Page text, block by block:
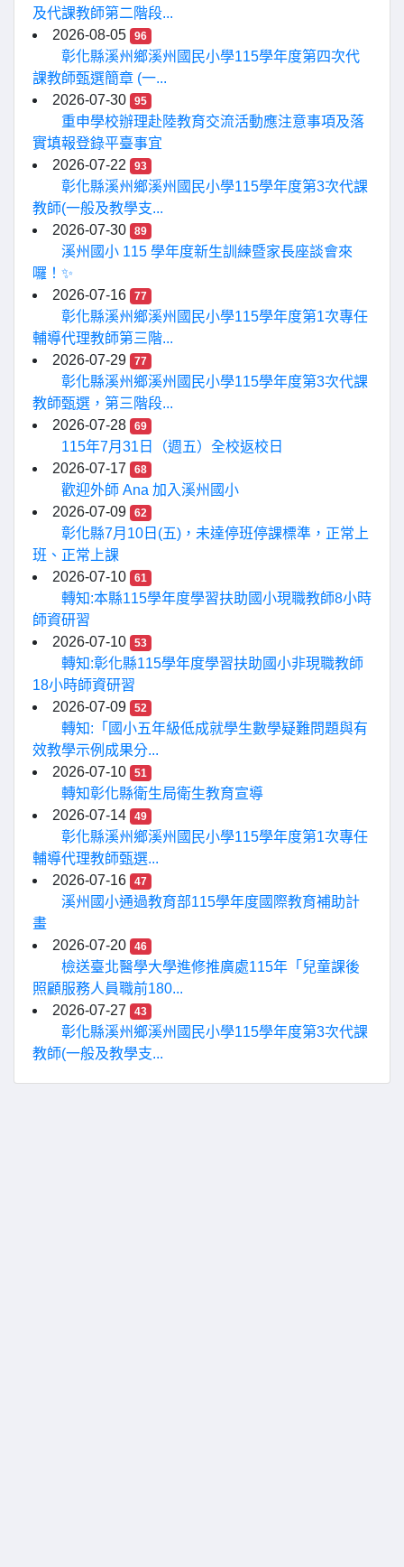
及代課教師第二階段...
2026-08-05
96
彰化縣溪州鄉溪州國民小學115學年度第四次代
課教師甄選簡章 (一...
2026-07-30
95
重申學校辦理赴陸教育交流活動應注意事項及落
實填報登錄平臺事宜
2026-07-22
93
彰化縣溪州鄉溪州國民小學115學年度第3次代課
教師(一般及教學支...
2026-07-30
89
溪州國小 115 學年度新生訓練暨家長座談會來
囉！✨
2026-07-16
77
彰化縣溪州鄉溪州國民小學115學年度第1次專任
輔導代理教師第三階...
2026-07-29
77
彰化縣溪州鄉溪州國民小學115學年度第3次代課
教師甄選，第三階段...
2026-07-28
69
115年7月31日（週五）全校返校日
2026-07-17
68
歡迎外師 Ana 加入溪州國小
2026-07-09
62
彰化縣7月10日(五)，未達停班停課標準，正常上
班、正常上課
2026-07-10
61
轉知:本縣115學年度學習扶助國小現職教師8小時
師資研習
2026-07-10
53
轉知:彰化縣115學年度學習扶助國小非現職教師
18小時師資研習
2026-07-09
52
轉知:「國小五年級低成就學生數學疑難問題與有
效教學示例成果分...
2026-07-10
51
轉知彰化縣衛生局衛生教育宣導
2026-07-14
49
彰化縣溪州鄉溪州國民小學115學年度第1次專任
輔導代理教師甄選...
2026-07-16
47
溪州國小通過教育部115學年度國際教育補助計
畫
2026-07-20
46
檢送臺北醫學大學進修推廣處115年「兒童課後
照顧服務人員職前180...
2026-07-27
43
彰化縣溪州鄉溪州國民小學115學年度第3次代課
教師(一般及教學支...